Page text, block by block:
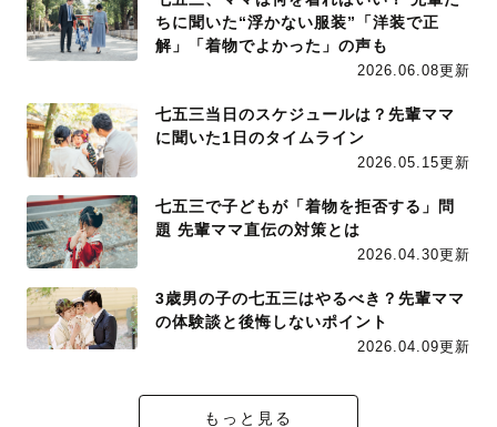
ちに聞いた“浮かない服装”「洋装で正
解」「着物でよかった」の声も
2026.06.08更新
七五三当日のスケジュールは？先輩ママ
に聞いた1日のタイムライン
2026.05.15更新
七五三で子どもが「着物を拒否する」問
題 先輩ママ直伝の対策とは
2026.04.30更新
3歳男の子の七五三はやるべき？先輩ママ
の体験談と後悔しないポイント
2026.04.09更新
もっと見る